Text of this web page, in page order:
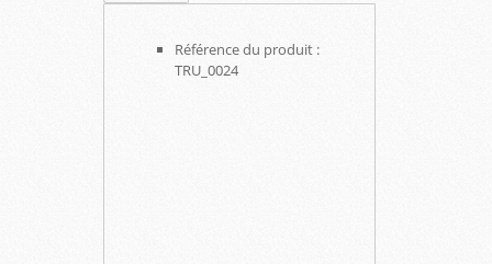
Référence du produit :
TRU_0024